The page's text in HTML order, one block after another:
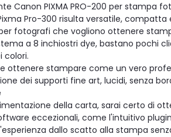
Canon PIXMA PRO-200 per stampa
Pro-300 risulta versatile, compatta
fotografi che vogliono ottenere
a 8 inchiostri dye, bastano pochi
colori.
ottenere stampare come un vero
dei supporti fine art, lucidi, senza
della carta, sarai certo di
eccezionali, come l'intuitivo
dallo scatto alla stampa